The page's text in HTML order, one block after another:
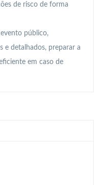
de risco de forma
público,
e detalhados, preparar a
em caso de